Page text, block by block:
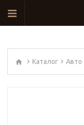
Каталог Авто